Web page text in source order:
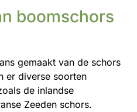
boomschors
gemaakt van de schors
er diverse soorten
de inlandse
Zeeden schors.